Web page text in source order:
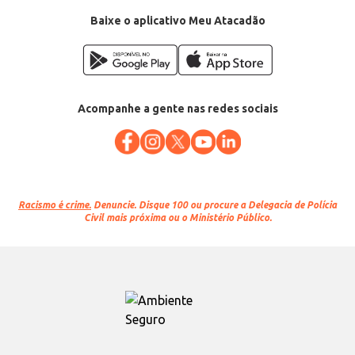
Baixe o aplicativo Meu Atacadão
Acompanhe a gente nas redes sociais
Racismo é crime. Denuncie. Disque 100 ou procure a Delegacia de Polícia
Civil mais próxima ou o Ministério Público.